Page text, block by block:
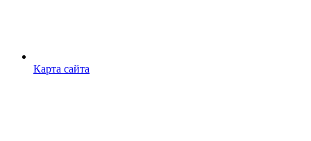
Карта сайта